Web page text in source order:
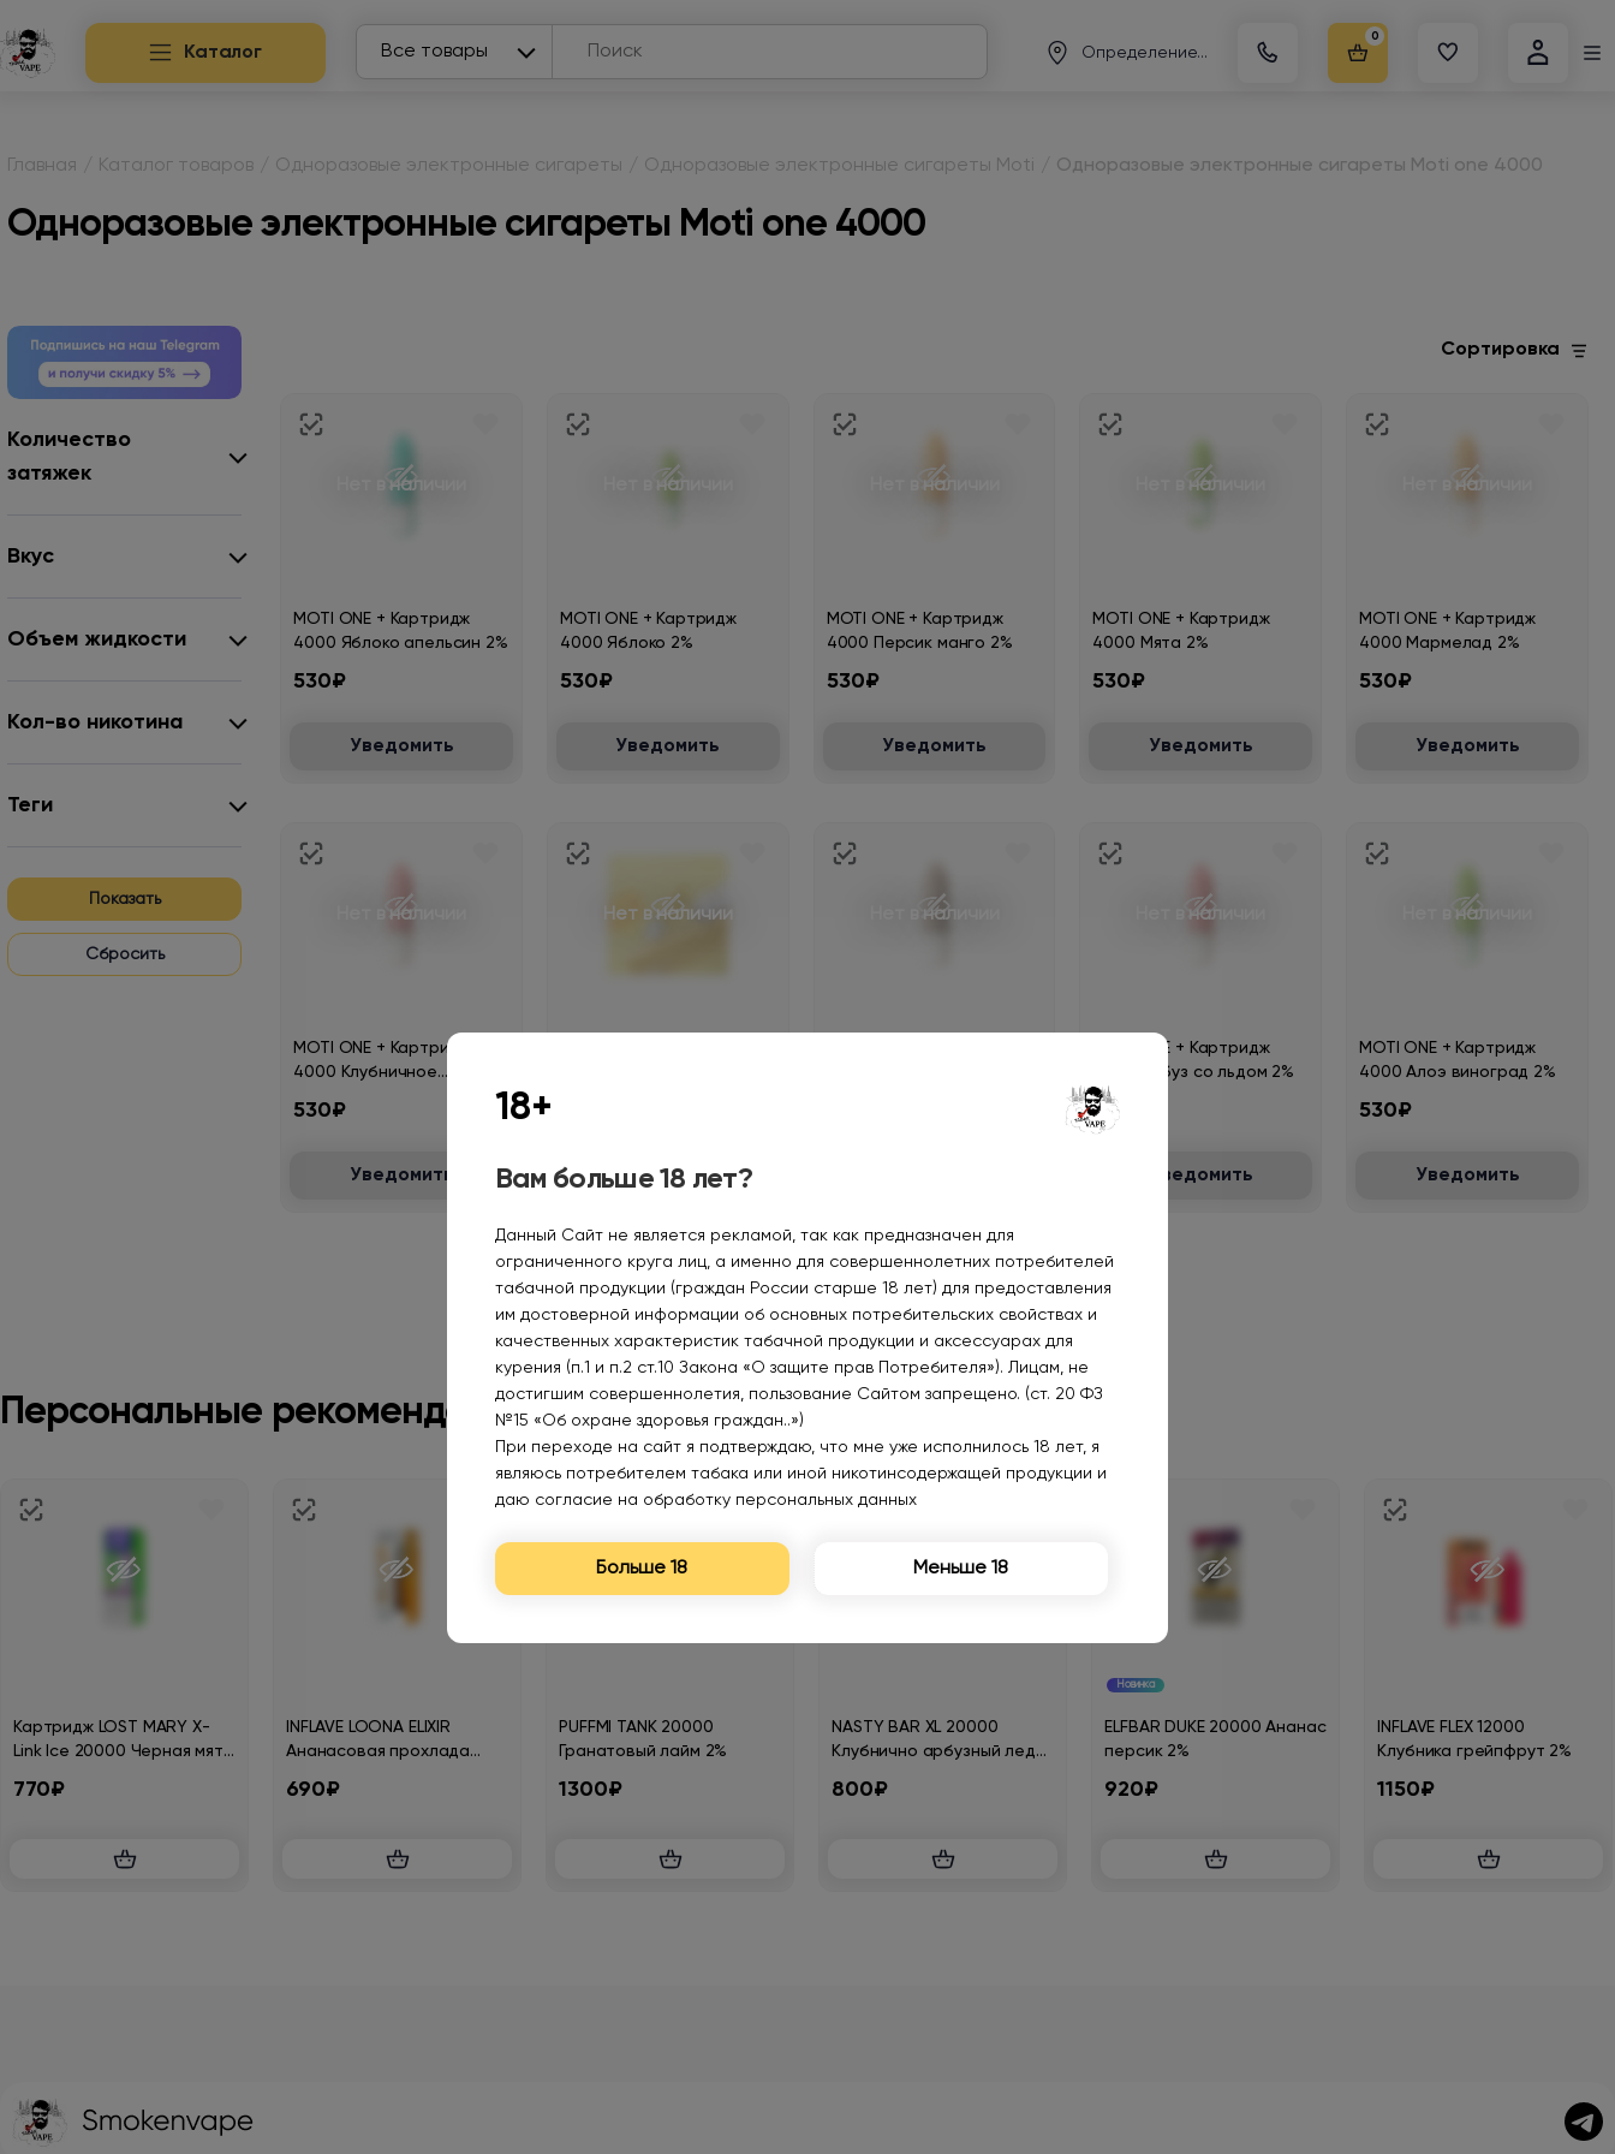
Каталог Все товары
Search
Определение...
0
Главная Каталог товаров Одноразовые электронные сигареты Одноразовые электронные сигареты Moti Одноразовые электронные сигареты Moti one 4000
Одноразовые электронные сигареты Moti one 4000
Количество
затяжек
Вкус
Объем жидкости
Кол-во никотина
Теги
Показать
Сортировка
Нет в наличии
MOTI ONE + Картридж
4000 Яблоко апельсин 2%
530₽
Уведомить
Нет в наличии
MOTI ONE + Картридж
4000 Яблоко 2%
530₽
Уведомить
Нет в наличии
MOTI ONE + Картридж
4000 Персик манго 2%
530₽
Уведомить
Нет в наличии
MOTI ONE + Картридж
4000 Мята 2%
530₽
Уведомить
Нет в наличии
MOTI ONE + Картридж
4000 Мармелад 2%
530₽
Уведомить
Нет в наличии
MOTI ONE + Картридж
4000 Клубничное
530₽
Уведомить
Нет в наличии
Уведомить
Нет в наличии Нет в наличии
MOTI ONE + Картридж
4000 Арбуз со льдом 2%
530₽
Уведомить
Нет в наличии
MOTI ONE + Картридж
4000 Алоэ виноград 2%
530₽
Уведомить
Персональные рекомендации
Картридж LOST MARY X-
Link Ice 20000 Черная мята
770₽
INFLAVE LOONA ELIXIR
Ананасовая прохлада
690₽
PUFFMI TANK 20000
Гранатовый лайм 2%
1300₽
NASTY BAR XL 20000
Клубнично арбузный лед
800₽
Новинка
ELFBAR DUKE 20000 Ананас
персик 2%
920₽
INFLAVE FLEX 12000
Клубника грейпфрут 2%
1150₽
18+
Вам больше 18 лет?
Данный Сайт не является рекламой, так как предназначен для
ограниченного круга лиц, а именно для совершеннолетних потребителей
табачной продукции (граждан России старше 18 лет) для предоставления
им достоверной информации об основных потребительских свойствах и
качественных характеристик табачной продукции и аксессуарах для
курения (п.1 и п.2 ст.10 Закона «О защите прав Потребителя»). Лицам, не
достигшим совершеннолетия, пользование Сайтом запрещено. (ст. 20 ФЗ
№15 «Об охране здоровья граждан..»)
При переходе на сайт я подтверждаю, что мне уже исполнилось 18 лет, я
являюсь потребителем табака или иной никотинсодержащей продукции и
даю согласие на обработку персональных данных
Больше 18 Меньше 18